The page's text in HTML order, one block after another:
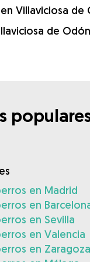
Villaviciosa de
de Odón
en Madrid
en
en Sevilla
en Valencia
en Zaragoza